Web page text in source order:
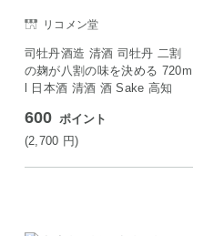
リコメン堂
司牡丹酒造 清酒 司牡丹 二割
の麹が八割の味を決める 720m
l 日本酒 清酒 酒 Sake 高知
600 ポイント
(2,700 円)